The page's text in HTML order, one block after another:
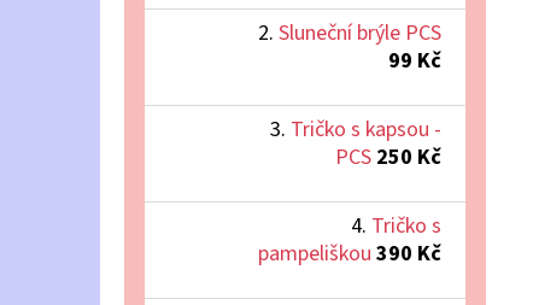
Sluneční brýle PCS
99 Kč
Tričko s kapsou -
PCS 250 Kč
Tričko s
pampeliškou 390 Kč